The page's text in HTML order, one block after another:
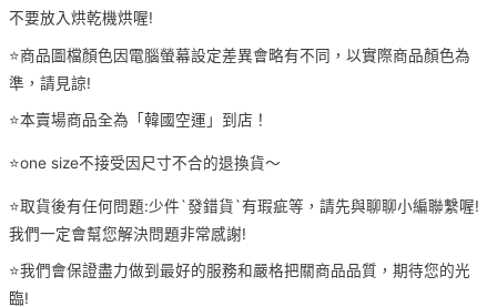
不要放入烘乾機烘喔!
⭐️商品圖檔顏色因電腦螢幕設定差異會略有不同，以實際商品顏色為
準，請見諒!
⭐️本賣場商品全為「韓國空運」到店！
⭐️one size不接受因尺寸不合的退換貨～
⭐️取貨後有任何問題:少件`發錯貨`有瑕疵等，請先與聊聊小編聯繫喔!
我們一定會幫您解決問題非常感謝!
⭐️我們會保證盡力做到最好的服務和嚴格把關商品品質，期待您的光
臨!